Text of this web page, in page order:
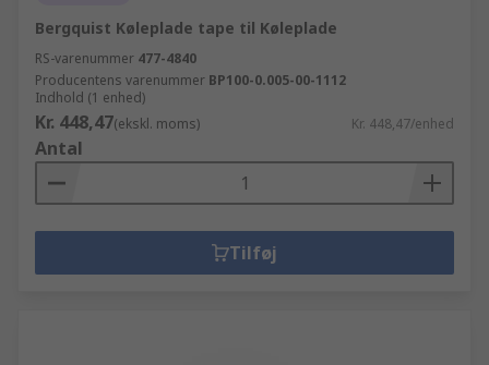
Bergquist Køleplade tape til Køleplade
RS-varenummer 477-4840
Producentens varenummer BP100-0.005-00-1112
Indhold (1 enhed)
Kr. 448,47(ekskl. moms) Kr. 448,47/enhed
Antal
Tilføj